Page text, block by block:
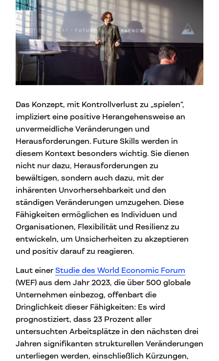
Das Konzept, mit Kontrollverlust zu „spielen“,
impliziert eine positive Herangehensweise an
unvermeidliche Veränderungen und
Herausforderungen. Future Skills werden in
diesem Kontext besonders wichtig. Sie dienen
nicht nur dazu, Herausforderungen zu
bewältigen, sondern auch dazu, mit der
inhärenten Unvorhersehbarkeit und den
ständigen Veränderungen umzugehen. Diese
Fähigkeiten ermöglichen es Individuen und
Organisationen, Flexibilität und Resilienz zu
entwickeln, um Unsicherheiten zu akzeptieren
und positiv darauf zu reagieren.
Laut einerStudie des World Economic Forum
(WEF) aus dem Jahr 2023, die über 500 globale
Unternehmen einbezog, offenbart die
Dringlichkeit dieser Fähigkeiten: Es wird
prognostiziert, dass 23 Prozent aller
untersuchten Arbeitsplätze in den nächsten drei
Jahren signifikanten strukturellen Veränderungen
unterliegen werden, einschließlich Kürzungen,